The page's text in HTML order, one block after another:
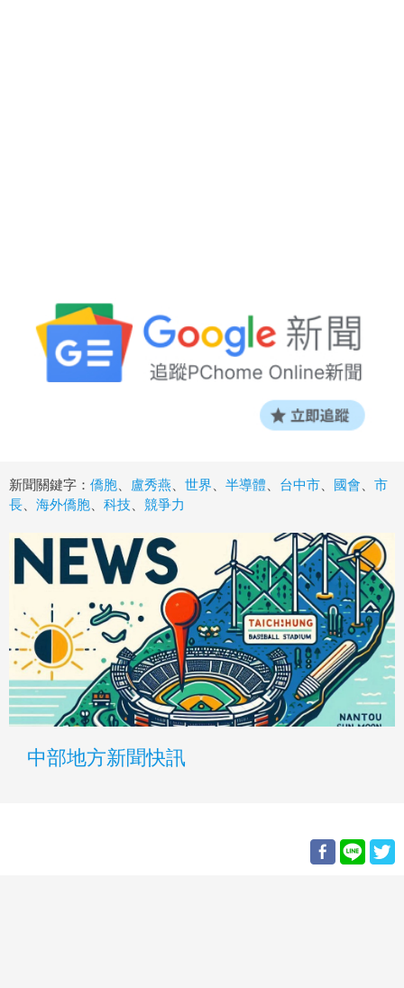
新聞關鍵字： 僑胞、 盧秀燕、 世界、 半導體、 台中市、 國會、 市
長、 海外僑胞、 科技、 競爭力
中部地方新聞快訊